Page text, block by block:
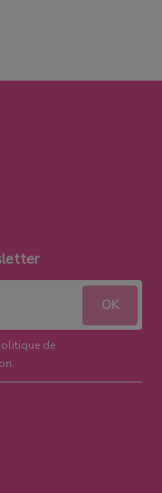
de
.